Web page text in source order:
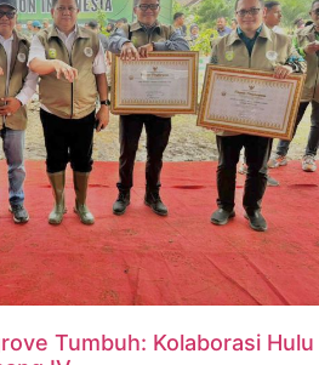
Tumbuh: Kolaborasi Hulu